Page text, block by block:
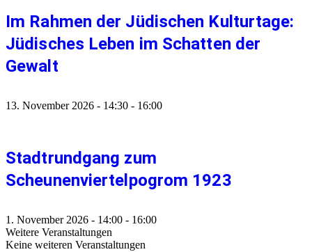
Im Rahmen der Jüdischen Kulturtage:
Jüdisches Leben im Schatten der
Gewalt
13. November 2026 - 14:30 - 16:00
Stadtrundgang zum
Scheunenviertelpogrom 1923
1. November 2026 - 14:00 - 16:00
Weitere Veranstaltungen
Keine weiteren Veranstaltungen